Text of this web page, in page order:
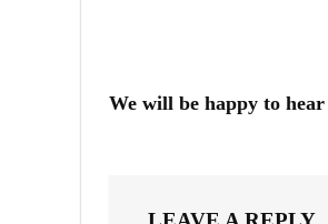
We will be happy to